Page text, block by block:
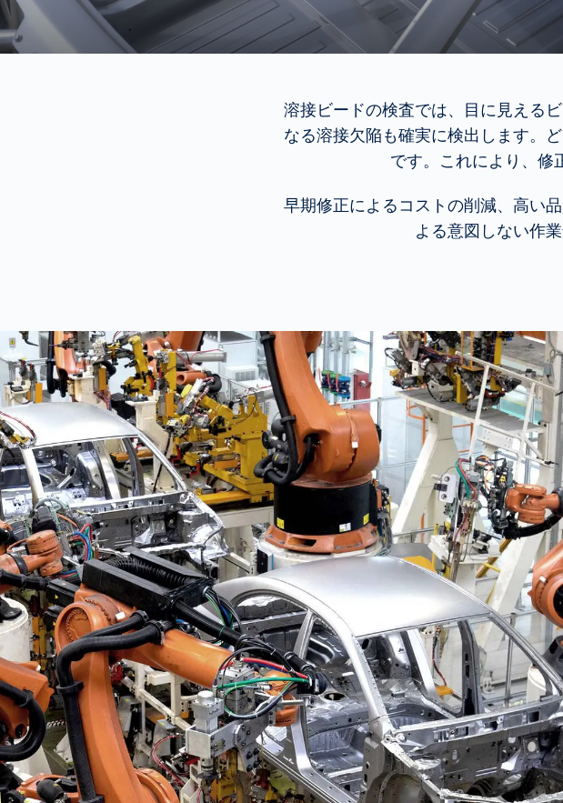
溶接ビードの検査では、目に見える
なる溶接欠陥も確実に検出します。
です。これにより、修
早期修正によるコストの削減、高い
よる意図しない作